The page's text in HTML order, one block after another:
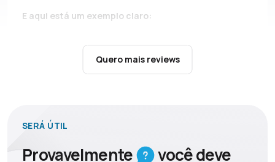
Quero mais reviews
E aqui está um exemplo claro:
It’s not only about high load during the queue,
Em situações menos estressantes, o Dolphin também
é simplesmente indispensável:
SERÁ ÚTIL
Provavelmente vocêdeve